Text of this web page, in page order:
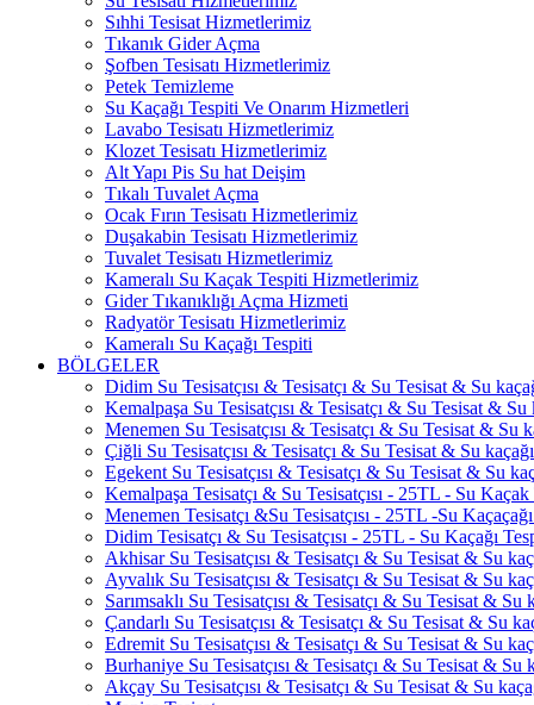
Sıhhi Tesisat Hizmetlerimiz
Tıkanık Gider Açma
Şofben Tesisatı Hizmetlerimiz
Petek Temizleme
Su Kaçağı Tespiti Ve Onarım Hizmetleri
Lavabo Tesisatı Hizmetlerimiz
Klozet Tesisatı Hizmetlerimiz
Alt Yapı Pis Su hat Deişim
Tıkalı Tuvalet Açma
Ocak Fırın Tesisatı Hizmetlerimiz
Duşakabin Tesisatı Hizmetlerimiz
Tuvalet Tesisatı Hizmetlerimiz
Kameralı Su Kaçak Tespiti Hizmetlerimiz
Gider Tıkanıklığı Açma Hizmeti
Radyatör Tesisatı Hizmetlerimiz
Kameralı Su Kaçağı Tespiti
BÖLGELER
Didim Su Tesisatçısı & Tesisatçı & Su Tesisat & Su
Kemalpaşa Su Tesisatçısı & Tesisatçı & Su Tesisat & Su
Menemen Su Tesisatçısı & Tesisatçı & Su Tesisat & Su
Çiğli Su Tesisatçısı & Tesisatçı & Su Tesisat & Su
Egekent Su Tesisatçısı & Tesisatçı & Su Tesisat & Su
Kemalpaşa Tesisatçı & Su Tesisatçısı - 25TL - Su
Menemen Tesisatçı &Su Tesisatçısı - 25TL -Su
Didim Tesisatçı & Su Tesisatçısı - 25TL - Su Kaçağı
Akhisar Su Tesisatçısı & Tesisatçı & Su Tesisat & Su
Ayvalık Su Tesisatçısı & Tesisatçı & Su Tesisat & Su
Sarımsaklı Su Tesisatçısı & Tesisatçı & Su Tesisat & Su
Çandarlı Su Tesisatçısı & Tesisatçı & Su Tesisat & Su
Edremit Su Tesisatçısı & Tesisatçı & Su Tesisat & Su
Burhaniye Su Tesisatçısı & Tesisatçı & Su Tesisat & Su
Akçay Su Tesisatçısı & Tesisatçı & Su Tesisat & Su